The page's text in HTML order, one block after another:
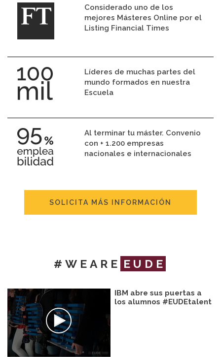
Considerado uno de los
mejores Másteres Online por el
Listing Financial Times
Líderes de muchas partes del
mundo formados en nuestra
Escuela
Al terminar tu máster. Convenio
con + 1.200 empresas
nacionales e internacionales
SOLICITA MÁS INFORMACIÓN
#WEARE EUDE
IBM abre sus puertas a
los alumnos #EUDEtalent